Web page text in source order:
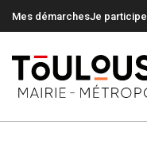
Mes démarchesJe participe